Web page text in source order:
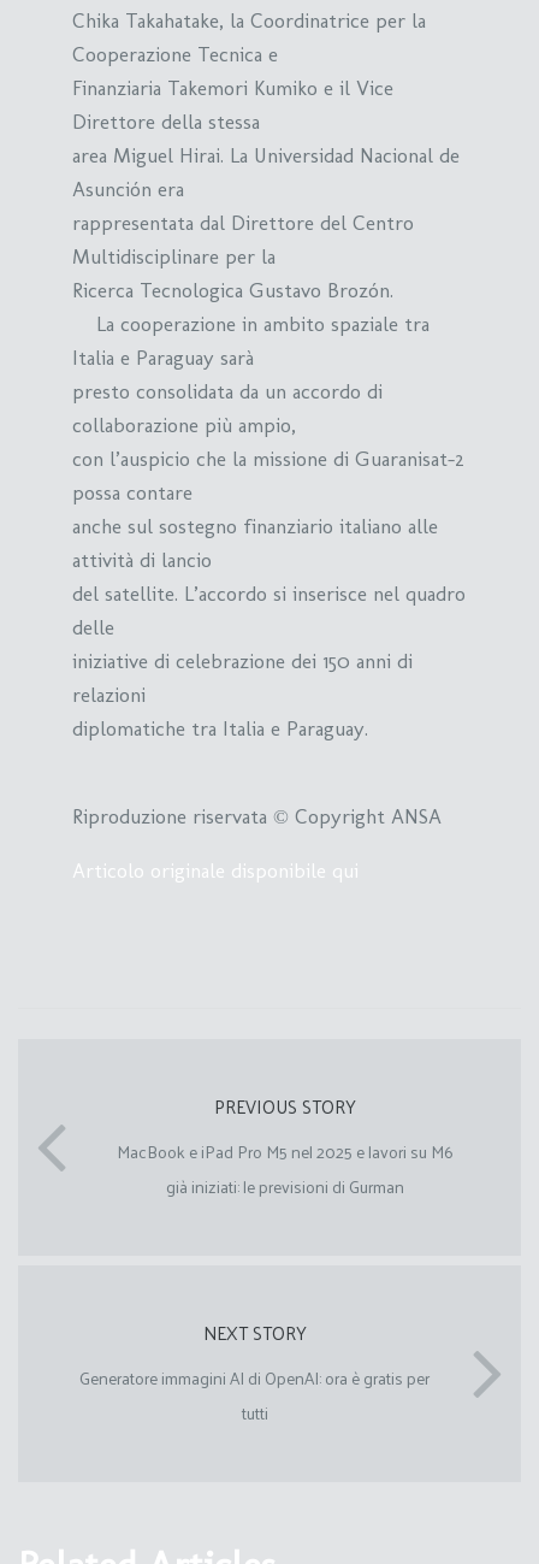
Chika Takahatake, la Coordinatrice per la
Cooperazione Tecnica e
Finanziaria Takemori Kumiko e il Vice
Direttore della stessa
area Miguel Hirai. La Universidad Nacional de
Asunción era
rappresentata dal Direttore del Centro
Multidisciplinare per la
Ricerca Tecnologica Gustavo Brozón.
La cooperazione in ambito spaziale tra
Italia e Paraguay sarà
presto consolidata da un accordo di
collaborazione più ampio,
con l’auspicio che la missione di Guaranisat-2
possa contare
anche sul sostegno finanziario italiano alle
attività di lancio
del satellite. L’accordo si inserisce nel quadro
delle
iniziative di celebrazione dei 150 anni di
relazioni
diplomatiche tra Italia e Paraguay.
Riproduzione riservata © Copyright ANSA
Articolo originale disponibile qui
PREVIOUS STORY
MacBook e iPad Pro M5 nel 2025 e lavori su M6
già iniziati: le previsioni di Gurman
NEXT STORY
Generatore immagini AI di OpenAI: ora è gratis per
tutti